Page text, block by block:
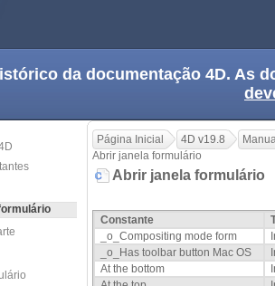
da documentação 4D. As
Página Inicial 4D v19.8
Abrir janela formulário
Abrir janela formulário
Constante
_o_Compositing mode form
_o_Has toolbar button Mac OS
At the bottom